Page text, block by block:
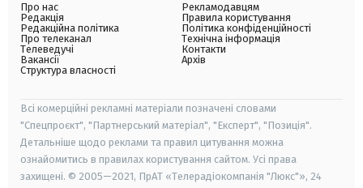
Про нас
Редакція
Редакційна політика
Про телеканал
Телеведучі
Вакансії
Структура власності
Рекламодавцям
Правила користування
Політика конфіденційності
Технічна інформація
Контакти
Архів
Всі комерційні рекламні матеріали позначені словами
"Спецпроєкт", "Партнерський матеріал", "Експерт", "Позиція".
Детальніше щодо реклами та правил цитування можна
ознайомитись в правилах користування сайтом. Усі права
захищені. © 2005—2021, ПрАТ «Телерадіокомпанія "Люкс"», 24